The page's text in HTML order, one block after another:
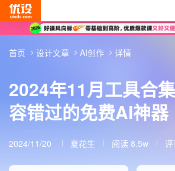
2024年11月工具合
容错过的免费AI神器
2024/11/20 夏花生 阅读 8.5w
首页 设计文章 AI创作 详情